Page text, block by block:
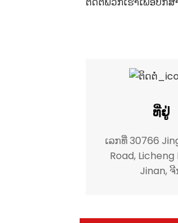
ທີ່ຢູ່
ເລກທີ່ 30766
Road,
Jinan,